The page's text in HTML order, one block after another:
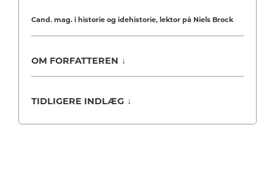
Cand. mag. i historie og idehistorie, lektor på Niels Brock
OM FORFATTEREN ↓
TIDLIGERE INDLÆG ↓